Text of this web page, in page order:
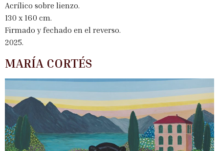
Acrílico sobre lienzo.
130 x 160 cm.
Firmado y fechado en el reverso.
2025.
MARÍA CORTÉS